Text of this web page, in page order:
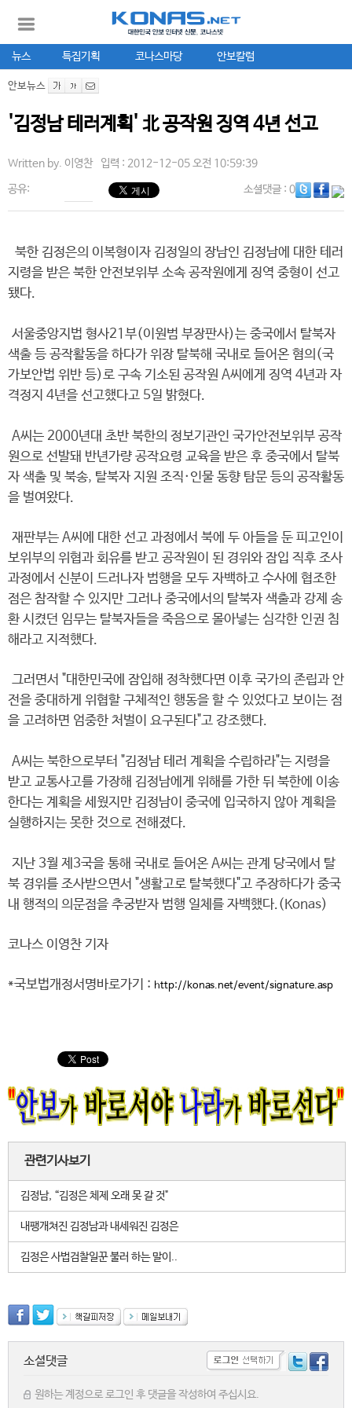
뉴스 특집기획 코나스마당 안보칼럼
안보뉴스
'김정남 테러계획' 北 공작원 징역 4년 선고
Written by. 이영찬 입력 : 2012-12-05 오전 10:59:39
공유: 소셜댓글: 0
북한 김정은의 이복형이자 김정일의 장남인 김정남에 대한 테러
지령을 받은 북한 안전보위부 소속 공작원에게 징역 중형이 선고
됐다.
서울중앙지법 형사21부(이원범 부장판사)는 중국에서 탈북자
색출 등 공작활동을 하다가 위장 탈북해 국내로 들어온 혐의(국
가보안법 위반 등)로 구속 기소된 공작원 A씨에게 징역 4년과 자
격정지 4년을 선고했다고 5일 밝혔다.
A씨는 2000년대 초반 북한의 정보기관인 국가안전보위부 공작
원으로 선발돼 반년가량 공작요령 교육을 받은 후 중국에서 탈북
자 색출 및 북송, 탈북자 지원 조직·인물 동향 탐문 등의 공작활동
을 벌여왔다.
재판부는 A씨에 대한 선고 과정에서 북에 두 아들을 둔 피고인이
보위부의 위협과 회유를 받고 공작원이 된 경위와 잠입 직후 조사
과정에서 신분이 드러나자 범행을 모두 자백하고 수사에 협조한
점은 참작할 수 있지만 그러나 중국에서의 탈북자 색출과 강제 송
환 시켰던 임무는 탈북자들을 죽음으로 몰아넣는 심각한 인권 침
해라고 지적했다.
그러면서 "대한민국에 잠입해 정착했다면 이후 국가의 존립과 안
전을 중대하게 위협할 구체적인 행동을 할 수 있었다고 보이는 점
을 고려하면 엄중한 처벌이 요구된다"고 강조했다.
A씨는 북한으로부터 "김정남 테러 계획을 수립하라"는 지령을
받고 교통사고를 가장해 김정남에게 위해를 가한 뒤 북한에 이송
한다는 계획을 세웠지만 김정남이 중국에 입국하지 않아 계획을
실행하지는 못한 것으로 전해졌다.
지난 3월 제3국을 통해 국내로 들어온 A씨는 관계 당국에서 탈
북 경위를 조사받으면서 "생활고로 탈북했다"고 주장하다가 중국
내 행적의 의문점을 추궁받자 범행 일체를 자백했다.(Konas)
코나스 이영찬 기자
*국보법개정서명바로가기 : http://konas.net/event/signature.asp
관련기사보기
김정남, “김정은 체제 오래 못 갈 것"
내팽개쳐진 김정남과 내세워진 김정은
김정은 사법검찰일꾼 불러 하는 말이..
소셜댓글
원하는 계정으로 로그인 후 댓글을 작성하여 주십시요.